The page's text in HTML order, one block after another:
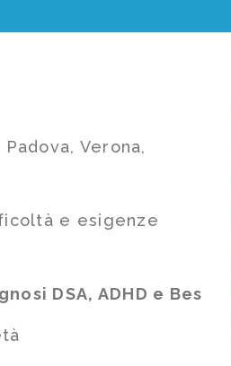
Verona,
e esigenze
DSA, ADHD e Bes